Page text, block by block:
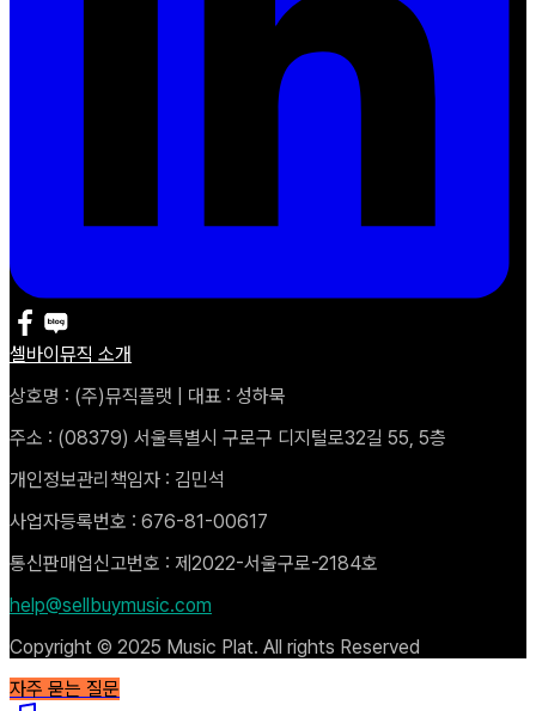
셀바이뮤직 소개
상호명 : (주)뮤직플랫 | 대표 : 성하묵
주소 : (08379) 서울특별시 구로구 디지털로32길 55, 5층
개인정보관리책임자 : 김민석
사업자등록번호 : 676-81-00617
통신판매업신고번호 : 제2022-서울구로-2184호
help@sellbuymusic.com
Copyright © 2025 Music Plat. All rights Reserved
자주 묻는 질문